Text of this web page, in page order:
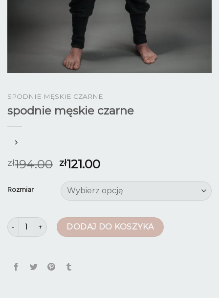
SPODNIE MĘSKIE CZARNE
spodnie męskie czarne
zł194.00 zł121.00
Rozmiar
ilość spodnie męskie czarneDODAJ DO KOSZYKA